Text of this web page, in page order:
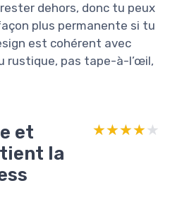
dehors, donc tu peux
plus permanente si tu
est cohérent avec
rustique, pas tape-à-l’œil,
et
la
★★★★★
★★★★★